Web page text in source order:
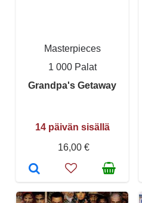
Masterpieces
1 000 Palat
Grandpa's Getaway
14 päivän sisällä
16,00 €